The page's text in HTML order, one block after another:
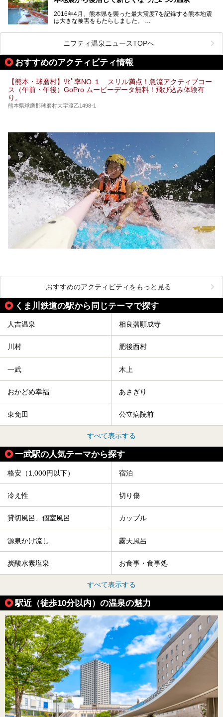
出すスーパー銭湯が豊富です。なかでも注目のスーパー銭湯
をピックアップしました。
2016年4月、熊本県を襲った最大震度7を記録する熊本地震
は大きな被害をもたらしました。
阿蘇山麓の南阿蘇村の「地獄温泉 清風荘」、そして「清風
荘」から400mほど離れた「垂玉（たるたま）温泉 山口旅
館」の2軒は、この地震による土砂崩れなどのために、一時
期は孤立状態に。もしかしたらこの時のニュースで、「地獄
温泉」と「垂玉温泉」の名前を知った人もいるかもしれませ
ん。
この2軒は今どうなっているのでしょうか。実は現在は「地
獄温泉 青風荘．」「垂玉温泉 瀧日和」として営業を再開し
します。
ニフティ温泉ニュースTOPへ
おすすめのアクティビティ情報
【熊本・球磨村】ﾘﾋﾟ率NO.１ スリル満点！急流アクティブコー
ス（午前・午後）GoPro ムービーデータ無料！飛び込み体験有
り。
熊本県球磨郡球磨村大字渡乙1498-1
おすすめのアクティビティをもっと見る
くま川鉄道の駅から同じテーマで探す
人吉温泉 相良藩願成寺
川村 肥後西村
一武 木上
おかどめ幸福 あさぎり
東免田 公立病院前
すべて表示する
一武駅の人気テーマから探す
格安（1,000円以下） 宿泊
冷え性 切り傷
貸切風呂、個室風呂 カップル
源泉かけ流し 露天風呂
炭酸水素塩泉 お食事・食事処
すべて表示する
駅近（徒歩10分以内）の温泉の魅力